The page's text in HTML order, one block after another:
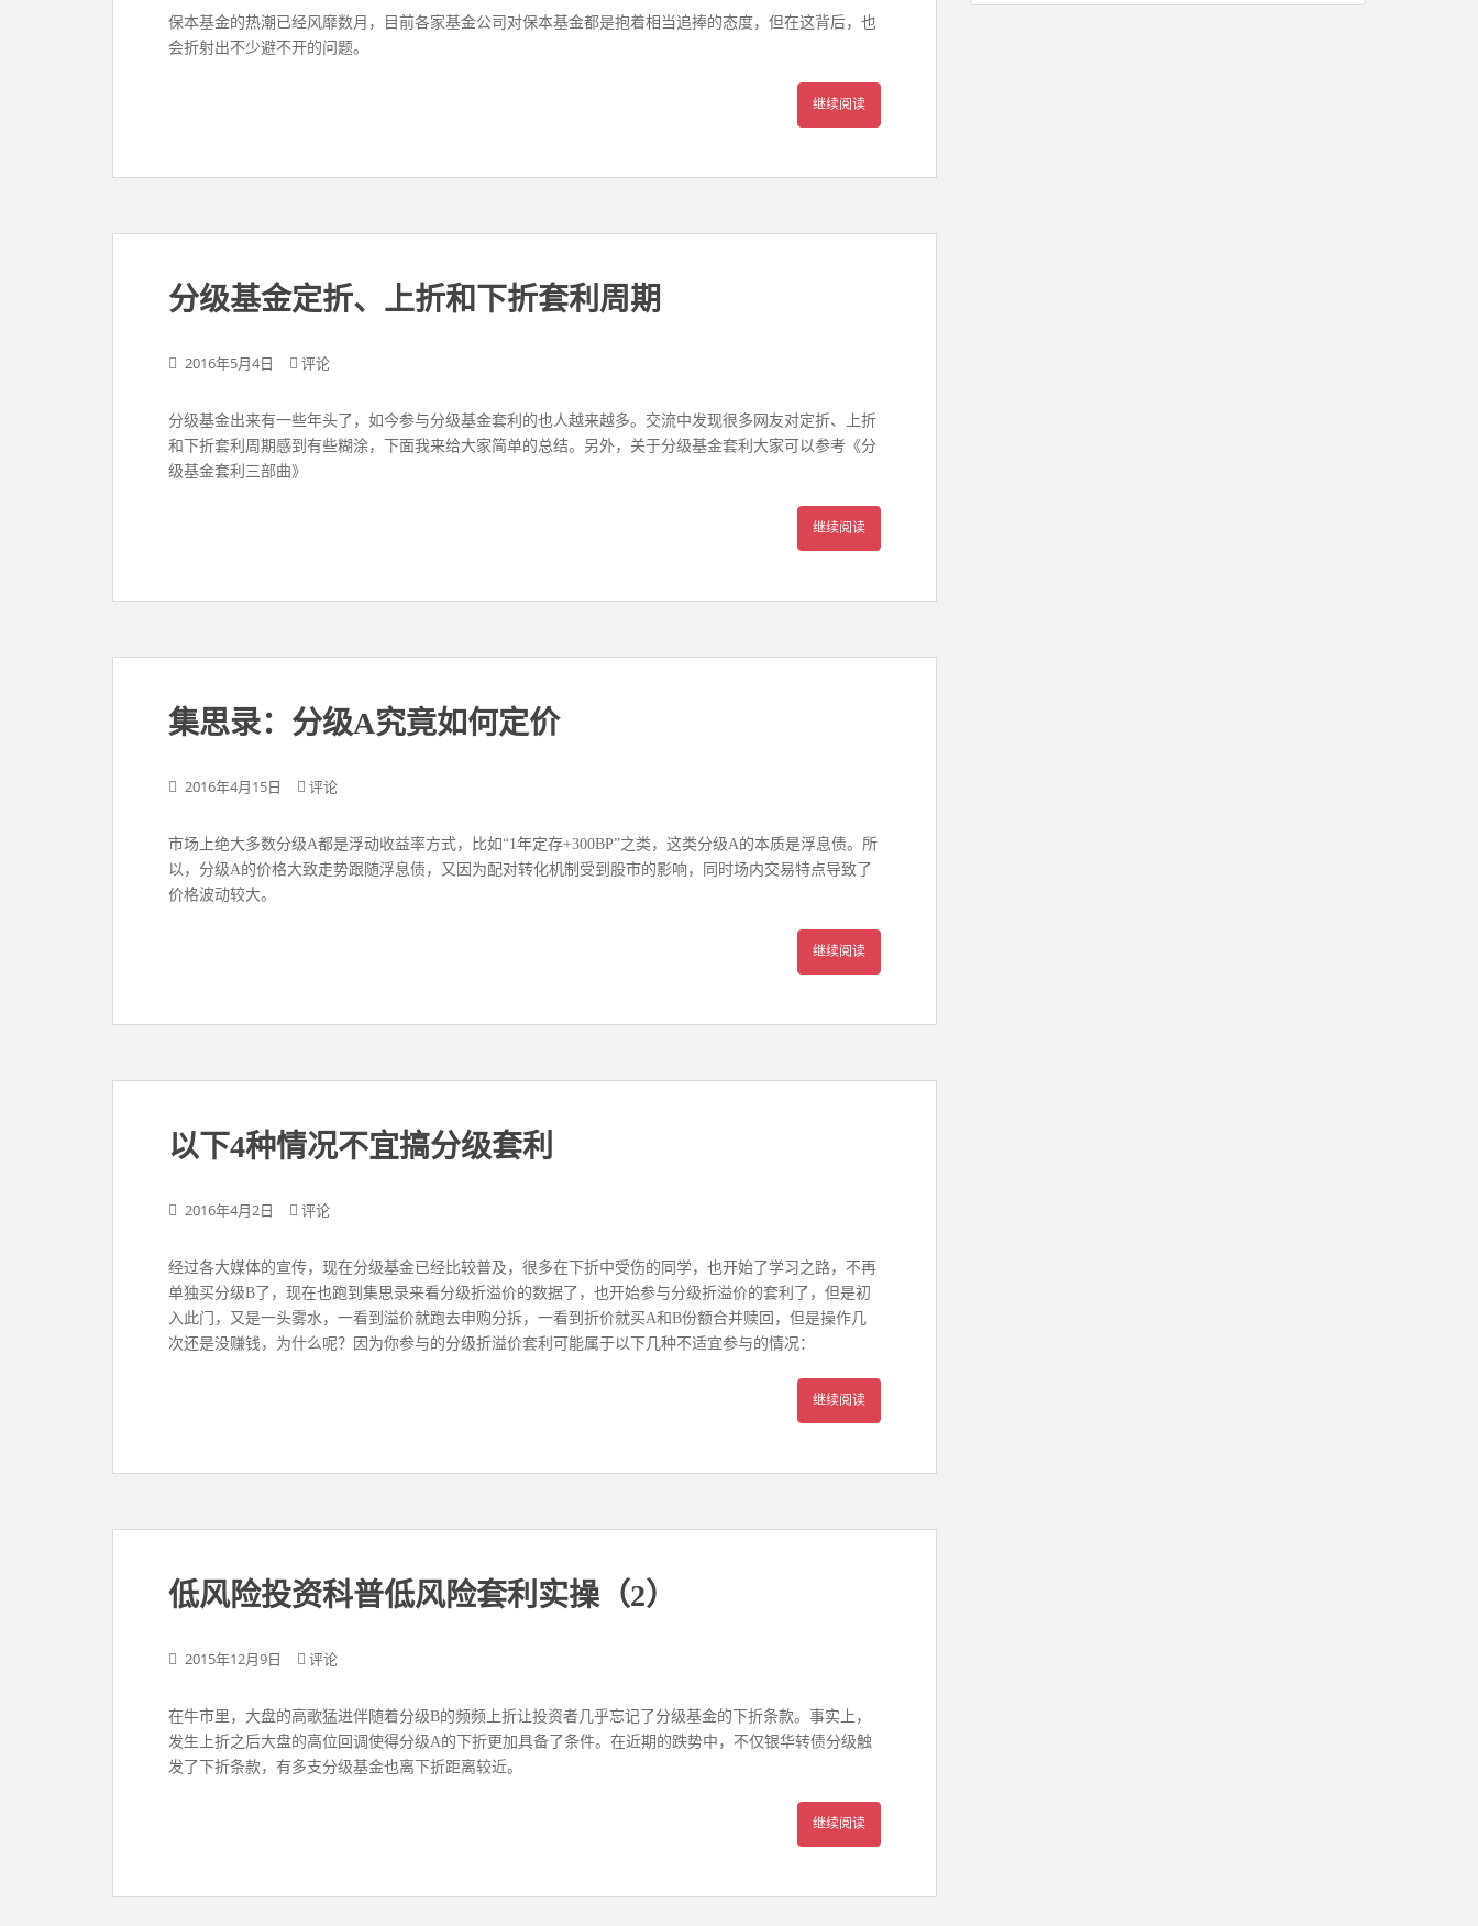
保本基金的热潮已经风靡数月，目前各家基金公司对保本基金都是抱着相当追捧的态度，但在这背后，也
会折射出不少避不开的问题。
继续阅读
分级基金定折、上折和下折套利周期
2016年5月4日 评论
分级基金出来有一些年头了，如今参与分级基金套利的也人越来越多。交流中发现很多网友对定折、上折
和下折套利周期感到有些糊涂，下面我来给大家简单的总结。另外，关于分级基金套利大家可以参考《分
级基金套利三部曲》
继续阅读
集思录：分级A究竟如何定价
2016年4月15日 评论
市场上绝大多数分级A都是浮动收益率方式，比如“1年定存+300BP”之类，这类分级A的本质是浮息债。所
以，分级A的价格大致走势跟随浮息债，又因为配对转化机制受到股市的影响，同时场内交易特点导致了
价格波动较大。
继续阅读
以下4种情况不宜搞分级套利
2016年4月2日 评论
经过各大媒体的宣传，现在分级基金已经比较普及，很多在下折中受伤的同学，也开始了学习之路，不再
单独买分级B了，现在也跑到集思录来看分级折溢价的数据了，也开始参与分级折溢价的套利了，但是初
入此门，又是一头雾水，一看到溢价就跑去申购分拆，一看到折价就买A和B份额合并赎回，但是操作几
次还是没赚钱，为什么呢？因为你参与的分级折溢价套利可能属于以下几种不适宜参与的情况：
继续阅读
低风险投资科普低风险套利实操（2）
2015年12月9日 评论
在牛市里，大盘的高歌猛进伴随着分级B的频频上折让投资者几乎忘记了分级基金的下折条款。事实上，
发生上折之后大盘的高位回调使得分级A的下折更加具备了条件。在近期的跌势中，不仅银华转债分级触
发了下折条款，有多支分级基金也离下折距离较近。
继续阅读